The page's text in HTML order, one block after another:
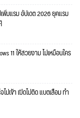
พิ่มแรม อัปเดต 2026 ยุคแรม
11 ให้สวยงาม ไม่เหมือนใคร
เข้า เปิดไม่ติด แบตเสื่อม ทำ